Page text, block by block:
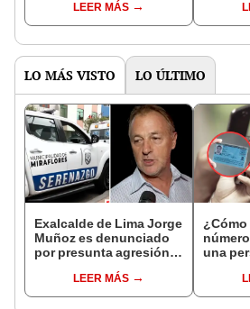
Nación, BCP, Interbank y
otros
LEER MÁS
av.
LO MÁS VISTO LO ÚLTIMO
Exalcalde de Lima Jorge
Muñoz es denunciado
por presunta agresión
de Miraflores
LEER MÁS
¿Cómo
una